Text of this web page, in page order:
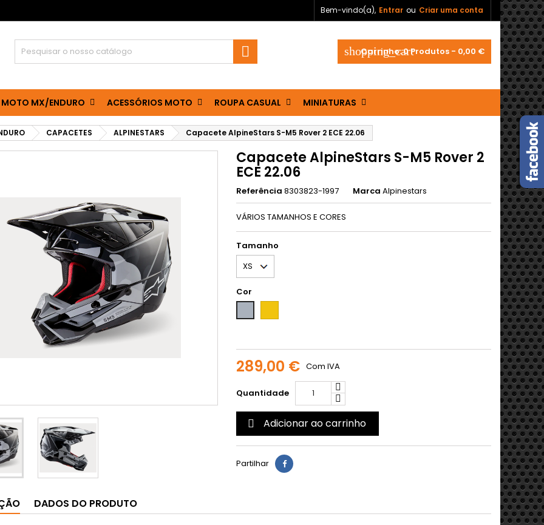
Bem-vindo(a), Entrar ou Criar uma conta
shopping_cart
Carrinho:0Produtos - 0,00 €

MOTO MX/ENDURO ACESSÓRIOS MOTO ROUPA CASUAL MINIATURAS
CAPACETES ALPINESTARS Capacete AlpineStars S-M5 Rover 2 ECE 22.06
Capacete AlpineStars S-M5 Rover 2
ECE 22.06
Referência 8303823-1997 Marca Alpinestars
VÁRIOS TAMANHOS E CORES
Tamanho
Cor
289,00 € Com IVA
Quantidade
 Adicionar ao carrinho
Partilhar
DADOS DO PRODUTO